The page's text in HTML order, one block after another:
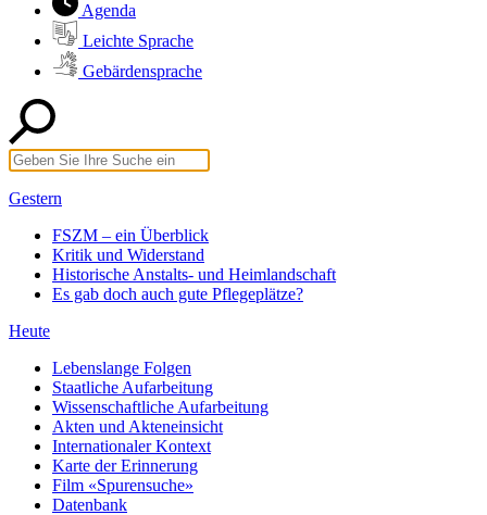
Agenda
Leichte Sprache
Gebärdensprache
Gestern
FSZM – ein Überblick
Kritik und Widerstand
Historische Anstalts- und Heimlandschaft
Es gab doch auch gute Pflegeplätze?
Heute
Lebenslange Folgen
Staatliche Aufarbeitung
Wissenschaftliche Aufarbeitung
Akten und Akteneinsicht
Internationaler Kontext
Karte der Erinnerung
Film «Spurensuche»
Datenbank